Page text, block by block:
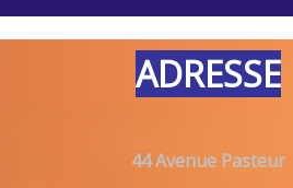
ADRESSE
44 Avenue Pasteur